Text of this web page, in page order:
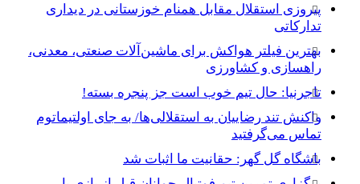
پیروزی استقلال مقابل همنام خوزستانی در دیداری
تدارکاتی
بهترین فیلتر هواکش برای ماشین‌آلات صنعتی، معدنی،
راهسازی و کشاورزی
تاجرنیا: حال تیم خوب است جز پنجره بسته!
واکنش تند رضاییان به استقلالی‌ها/ به جای اولتیماتوم
تماس می‌گرفتید
باشگاه گل گهر: حقانیت ما اثبات شد